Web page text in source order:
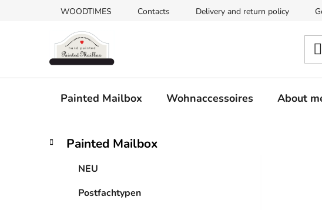
WOODTIMES Contacts Delivery and return policy
Painted Mailbox Wohnaccessoires About
SKategorien
überspringen
K
a
Painted Mailbox
NEU
Postfachtypen